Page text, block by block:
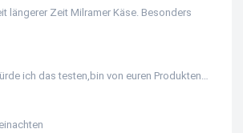
längerer Zeit Milramer Käse. Besonders
ich das testen,bin von euren Produkten…